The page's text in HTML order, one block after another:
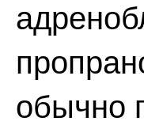
обычно